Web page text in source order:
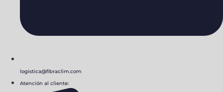
logistica@fibraclim.com
Atención al cliente: